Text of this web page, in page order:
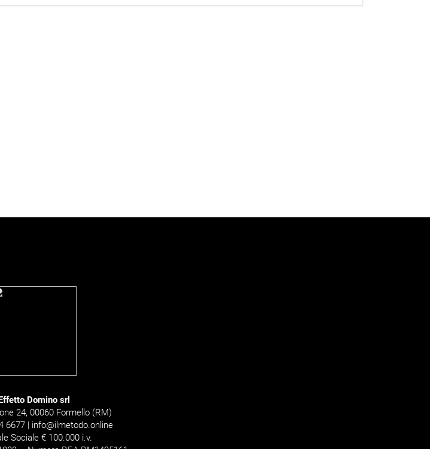
Domino srl
24, 00060 Formello (RM)
6677 | info@ilmetodo.online
Sociale € 100.000 i.v.